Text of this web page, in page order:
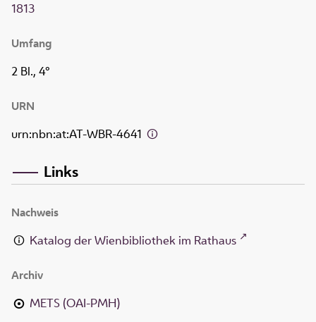
1813
Umfang
2 Bl., 4°
URN
urn:nbn:at:AT-WBR-4641
Links
Nachweis
Katalog der Wienbibliothek im Rathaus
Archiv
METS (OAI-PMH)